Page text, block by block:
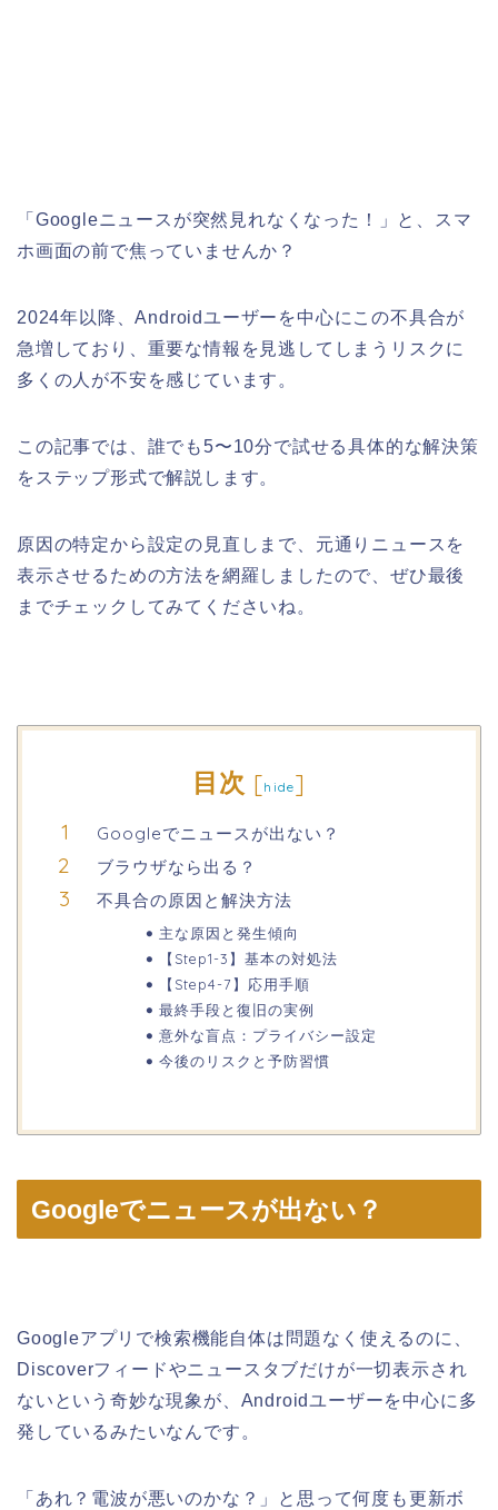
「Googleニュースが突然見れなくなった！」と、スマ
ホ画面の前で焦っていませんか？
2024年以降、Androidユーザーを中心にこの不具合が
急増しており、重要な情報を見逃してしまうリスクに
多くの人が不安を感じています。
この記事では、誰でも5〜10分で試せる具体的な解決策
をステップ形式で解説します。
原因の特定から設定の見直しまで、元通りニュースを
表示させるための方法を網羅しましたので、ぜひ最後
までチェックしてみてくださいね。
目次 [hide]
Googleでニュースが出ない？
ブラウザなら出る？
不具合の原因と解決方法
主な原因と発生傾向
【Step1-3】基本の対処法
【Step4-7】応用手順
最終手段と復旧の実例
意外な盲点：プライバシー設定
今後のリスクと予防習慣
Googleでニュースが出ない？
Googleアプリで検索機能自体は問題なく使えるのに、
Discoverフィードやニュースタブだけが一切表示され
ないという奇妙な現象が、Androidユーザーを中心に多
発しているみたいなんです。
「あれ？電波が悪いのかな？」と思って何度も更新ボ